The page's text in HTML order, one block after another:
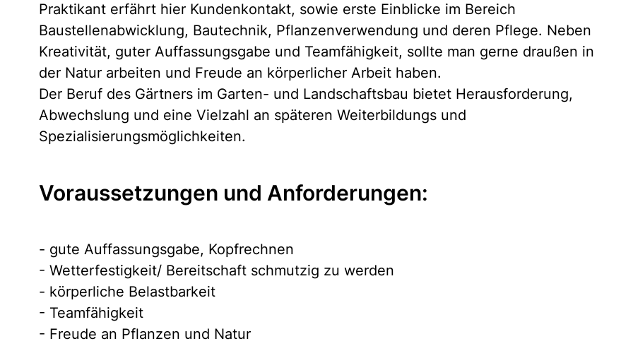
Praktikant erfährt hier Kundenkontakt, sowie erste Einblicke im Bereich
Baustellenabwicklung, Bautechnik, Pflanzenverwendung und deren Pflege. Neben
Kreativität, guter Auffassungsgabe und Teamfähigkeit, sollte man gerne draußen in
der Natur arbeiten und Freude an körperlicher Arbeit haben.
Der Beruf des Gärtners im Garten- und Landschaftsbau bietet Herausforderung,
Abwechslung und eine Vielzahl an späteren Weiterbildungs und
Spezialisierungsmöglichkeiten.
Voraussetzungen und Anforderungen:
- gute Auffassungsgabe, Kopfrechnen
- Wetterfestigkeit/ Bereitschaft schmutzig zu werden
- körperliche Belastbarkeit
- Teamfähigkeit
- Freude an Pflanzen und Natur